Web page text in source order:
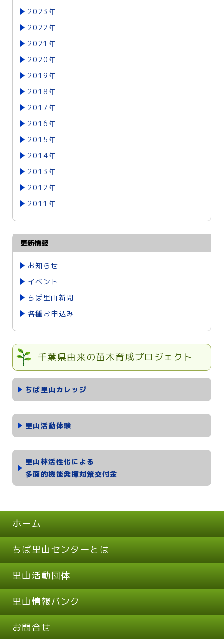
2023年
2022年
2021年
2020年
2019年
2018年
2017年
2016年
2015年
2014年
2013年
2012年
2011年
更新情報
お知らせ
イベント
ちば里山新聞
各種お申込み
千葉県由来の苗木育成プロジェクト
ちば里山カレッジ
里山活動体験
里山林活性化による
多面的機能発揮対策交付金
ホーム
ちば里山センターとは
里山活動団体
里山情報バンク
お問合せ